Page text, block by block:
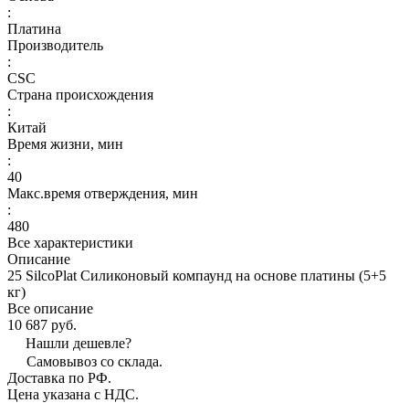
:
Платина
Производитель
:
CSC
Страна происхождения
:
Китай
Время жизни, мин
:
40
Макс.время отверждения, мин
:
480
Все характеристики
Описание
25 SilcoPlat Силиконовый компаунд на основе платины (5+5
кг)
Все описание
10 687 руб.
Нашли дешевле?
Самовывоз со склада.
Доставка по РФ.
Цена указана с НДС.